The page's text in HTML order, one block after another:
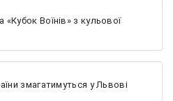
Воїнів» з кульової
змагатимуться у Львові